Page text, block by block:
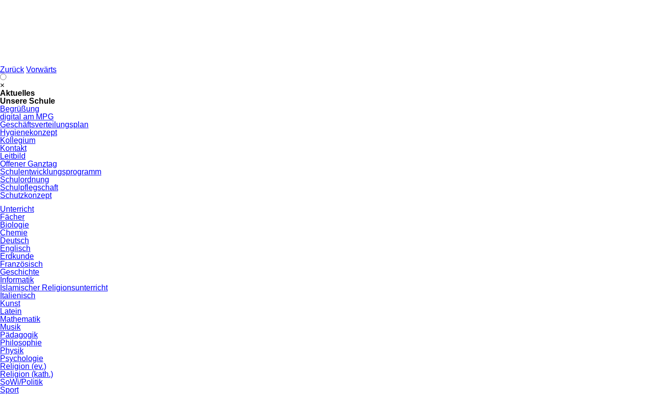
Zurück Vorwärts
×
überspringen
Aktuelles
Unsere Schule
Begrüßung
digital am MPG
Geschäftsverteilungsplan
Hygienekonzept
Kollegium
Kontakt
Leitbild
Offener Ganztag
Schulentwicklungsprogramm
Schulordnung
Schulpflegschaft
Schutzkonzept
Unterricht
Fächer
Biologie
Chemie
Deutsch
Englisch
Erdkunde
Französisch
Geschichte
Informatik
Islamischer Religionsunterricht
Italienisch
Kunst
Latein
Mathematik
Musik
Pädagogik
Philosophie
Physik
Psychologie
Religion (ev.)
Religion (kath.)
SoWi/Politik
Sport